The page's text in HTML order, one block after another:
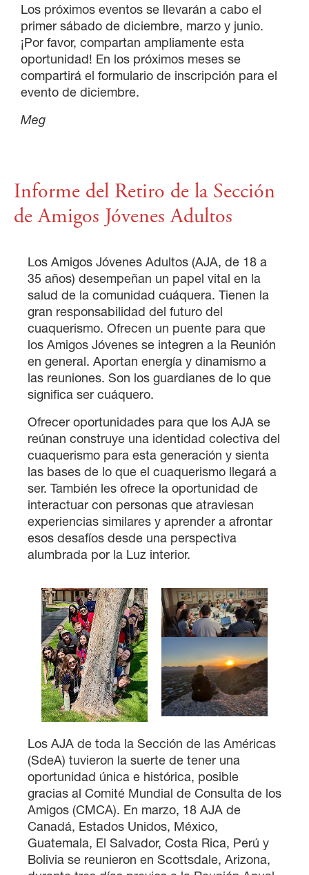
Los próximos eventos se llevarán a cabo el
primer sábado de diciembre, marzo y junio.
¡Por favor, compartan ampliamente esta
oportunidad! En los próximos meses se
compartirá el formulario de inscripción para el
evento de diciembre.
Meg
Informe del Retiro de la Sección
de Amigos Jóvenes Adultos
Los Amigos Jóvenes Adultos (AJA, de 18 a
35 años) desempeñan un papel vital en la
salud de la comunidad cuáquera. Tienen la
gran responsabilidad del futuro del
cuaquerismo. Ofrecen un puente para que
los Amigos Jóvenes se integren a la Reunión
en general. Aportan energía y dinamismo a
las reuniones. Son los guardianes de lo que
significa ser cuáquero.
Ofrecer oportunidades para que los AJA se
reúnan construye una identidad colectiva del
cuaquerismo para esta generación y sienta
las bases de lo que el cuaquerismo llegará a
ser. También les ofrece la oportunidad de
interactuar con personas que atraviesan
experiencias similares y aprender a afrontar
esos desafíos desde una perspectiva
alumbrada por la Luz interior.
Los AJA de toda la Sección de las Américas
(SdeA) tuvieron la suerte de tener una
oportunidad única e histórica, posible
gracias al Comité Mundial de Consulta de los
Amigos (CMCA). En marzo, 18 AJA de
Canadá, Estados Unidos, México,
Guatemala, El Salvador, Costa Rica, Perú y
Bolivia se reunieron en Scottsdale, Arizona,